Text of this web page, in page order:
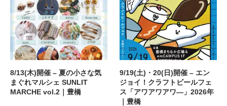
8/13(木)開催 – 夏の小さな気
まぐれマルシェ SUNLIT
MARCHE vol.2｜豊橋
9/19(土)・20(日)開催 – エン
ジョイ！クラフトビールフェ
ス「アワアワアワ―」2026年
｜豊橋